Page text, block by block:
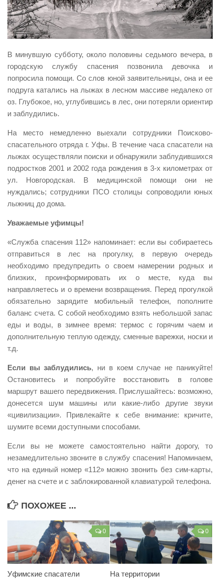
Виды деятельности
Обслуживание опасных производственных объектов
УГЗ рекомендует
Памятки населению
Уголок гражданской обороны
Пресс-центр
СМИ о нас
Наша работа
Фотогалерея
Вакансии
В минувшую субботу, около половины седьмого вечера, в
городскую службу спасения позвонила девочка и
попросила помощи. Со слов юной заявительницы, она и ее
подруга катались на лыжах в лесном массиве недалеко от
оз. Глубокое, но, углубившись в лес, они потеряли ориентир
и заблудились.
На место немедленно выехали сотрудники Поисково-
спасательного отряда г. Уфы. В течение часа спасатели на
лыжах осуществляли поиски и обнаружили заблудившихся
подростков 2001 и 2002 года рождения в 3-х километрах от
ул. Новгородская. В медицинской помощи они не
нуждались; сотрудники ПСО столицы сопроводили юных
лыжниц до дома.
Уважаемые уфимцы!
«Служба спасения 112» напоминает: если вы собираетесь
отправиться в лес на прогулку, в первую очередь
необходимо предупредить о своем намерении родных и
близких, проинформировать их о месте, куда вы
направляетесь и о времени возвращения. Перед прогулкой
обязательно зарядите мобильный телефон, пополните
баланс счета. С собой необходимо взять небольшой запас
еды и воды, в зимнее время: термос с горячим чаем и
дополнительную теплую одежду, сменные варежки, носки и
т.д.
Если вы заблудились, ни в коем случае не паникуйте!
Остановитесь и попробуйте восстановить в голове
маршрут вашего передвижения. Прислушайтесь: возможно,
донесется шум машины или какие-либо другие звуки
«цивилизации». Привлекайте к себе внимание: кричите,
шумите всеми доступными способами.
Если вы не можете самостоятельно найти дорогу, то
незамедлительно звоните в службу спасения! Напоминаем,
что на единый номер «112» можно звонить без сим-карты,
денег на счете и с заблокированной клавиатурой телефона.
ПОХОЖЕЕ ...
0
Уфимские спасатели
0
На территории